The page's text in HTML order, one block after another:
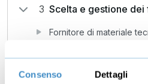
Consenso Dettagli
3 Scelta e gestione dei
Fornitore di materiale
Nutrizionista e psicologo